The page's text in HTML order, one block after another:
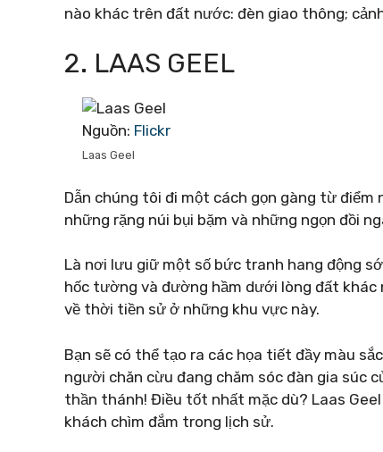
nào khác trên đất nước: đèn giao thông;
2. LAAS GEEL
Nguồn: Flickr
Laas Geel
Dẫn chúng tôi đi một cách gọn gàng từ
những rặng núi bụi bặm và những ngọn đồi
Là nơi lưu giữ một số bức tranh hang động
hốc tường và đường hầm dưới lòng đất
về thời tiền sử ở những khu vực này.
Bạn sẽ có thể tạo ra các họa tiết đầy màu
người chăn cừu đang chăm sóc đàn gia súc
thần thánh! Điều tốt nhất mặc dù? Laas
khách chìm đắm trong lịch sử.